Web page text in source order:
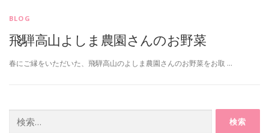
BLOG
飛騨高山よしま農園さんのお野菜
春にご縁をいただいた、飛騨高山のよしま農園さんのお野菜をお取 …
索: